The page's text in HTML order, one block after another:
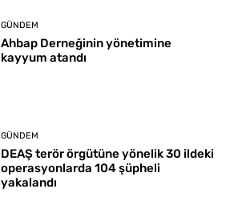
GÜNDEM
Ahbap Derneğinin yönetimine
kayyum atandı
GÜNDEM
DEAŞ terör örgütüne yönelik 30 ildeki
operasyonlarda 104 şüpheli
yakalandı